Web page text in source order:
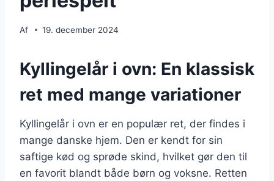
Af 19. december 2024
Kyllingelår i ovn: En klassisk
ret med mange variationer
Kyllingelår i ovn er en populær ret, der findes i
mange danske hjem. Den er kendt for sin
saftige kød og sprøde skind, hvilket gør den til
en favorit blandt både børn og voksne. Retten